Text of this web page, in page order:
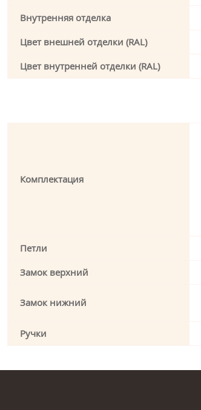
Внутренняя отделка
Цвет внешней отделки (RAL)
Цвет внутренней отделки (RAL)
Комплектация
Петли
Замок верхний
Замок нижний
Ручки